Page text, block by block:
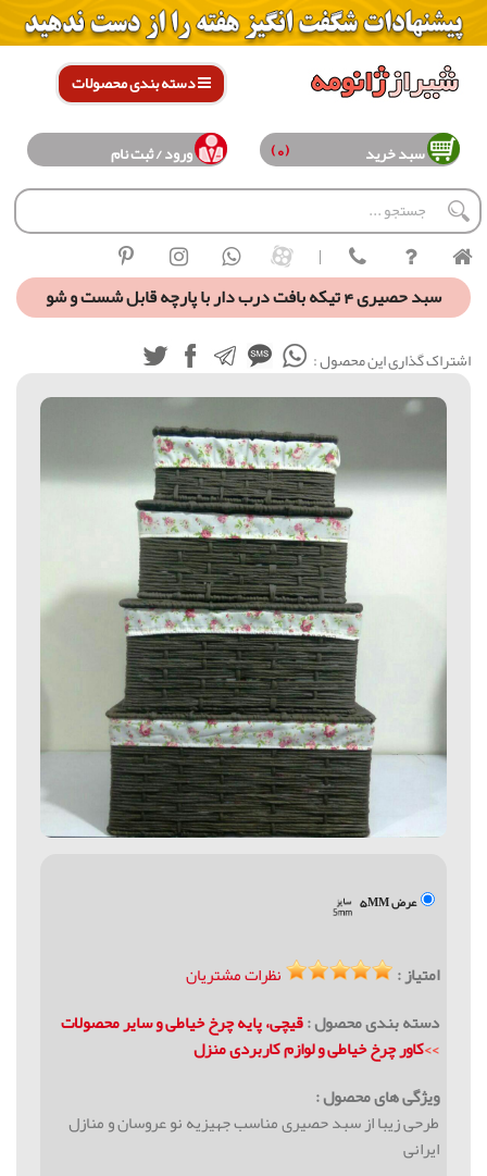
دسته بندی محصولات
سبد خرید (0) ورود / ثبت نام
|
سبد حصیری 4 تیکه بافت درب دار با پارچه قابل شست و شو
اشتراک گذاری این محصول :
عرض 5MM
امتیاز :
نظرات مشتریان
دسته بندی محصول :قیچی، پایه چرخ خیاطی و سایر محصولات
>>کاور چرخ خیاطی و لوازم کاربردی منزل
ویژگی های محصول :
طرحی زیبا از سبد حصیری مناسب جهیزیه نو عروسان و منازل
ایرانی